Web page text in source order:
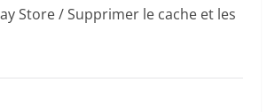
Store / Supprimer le cache et les